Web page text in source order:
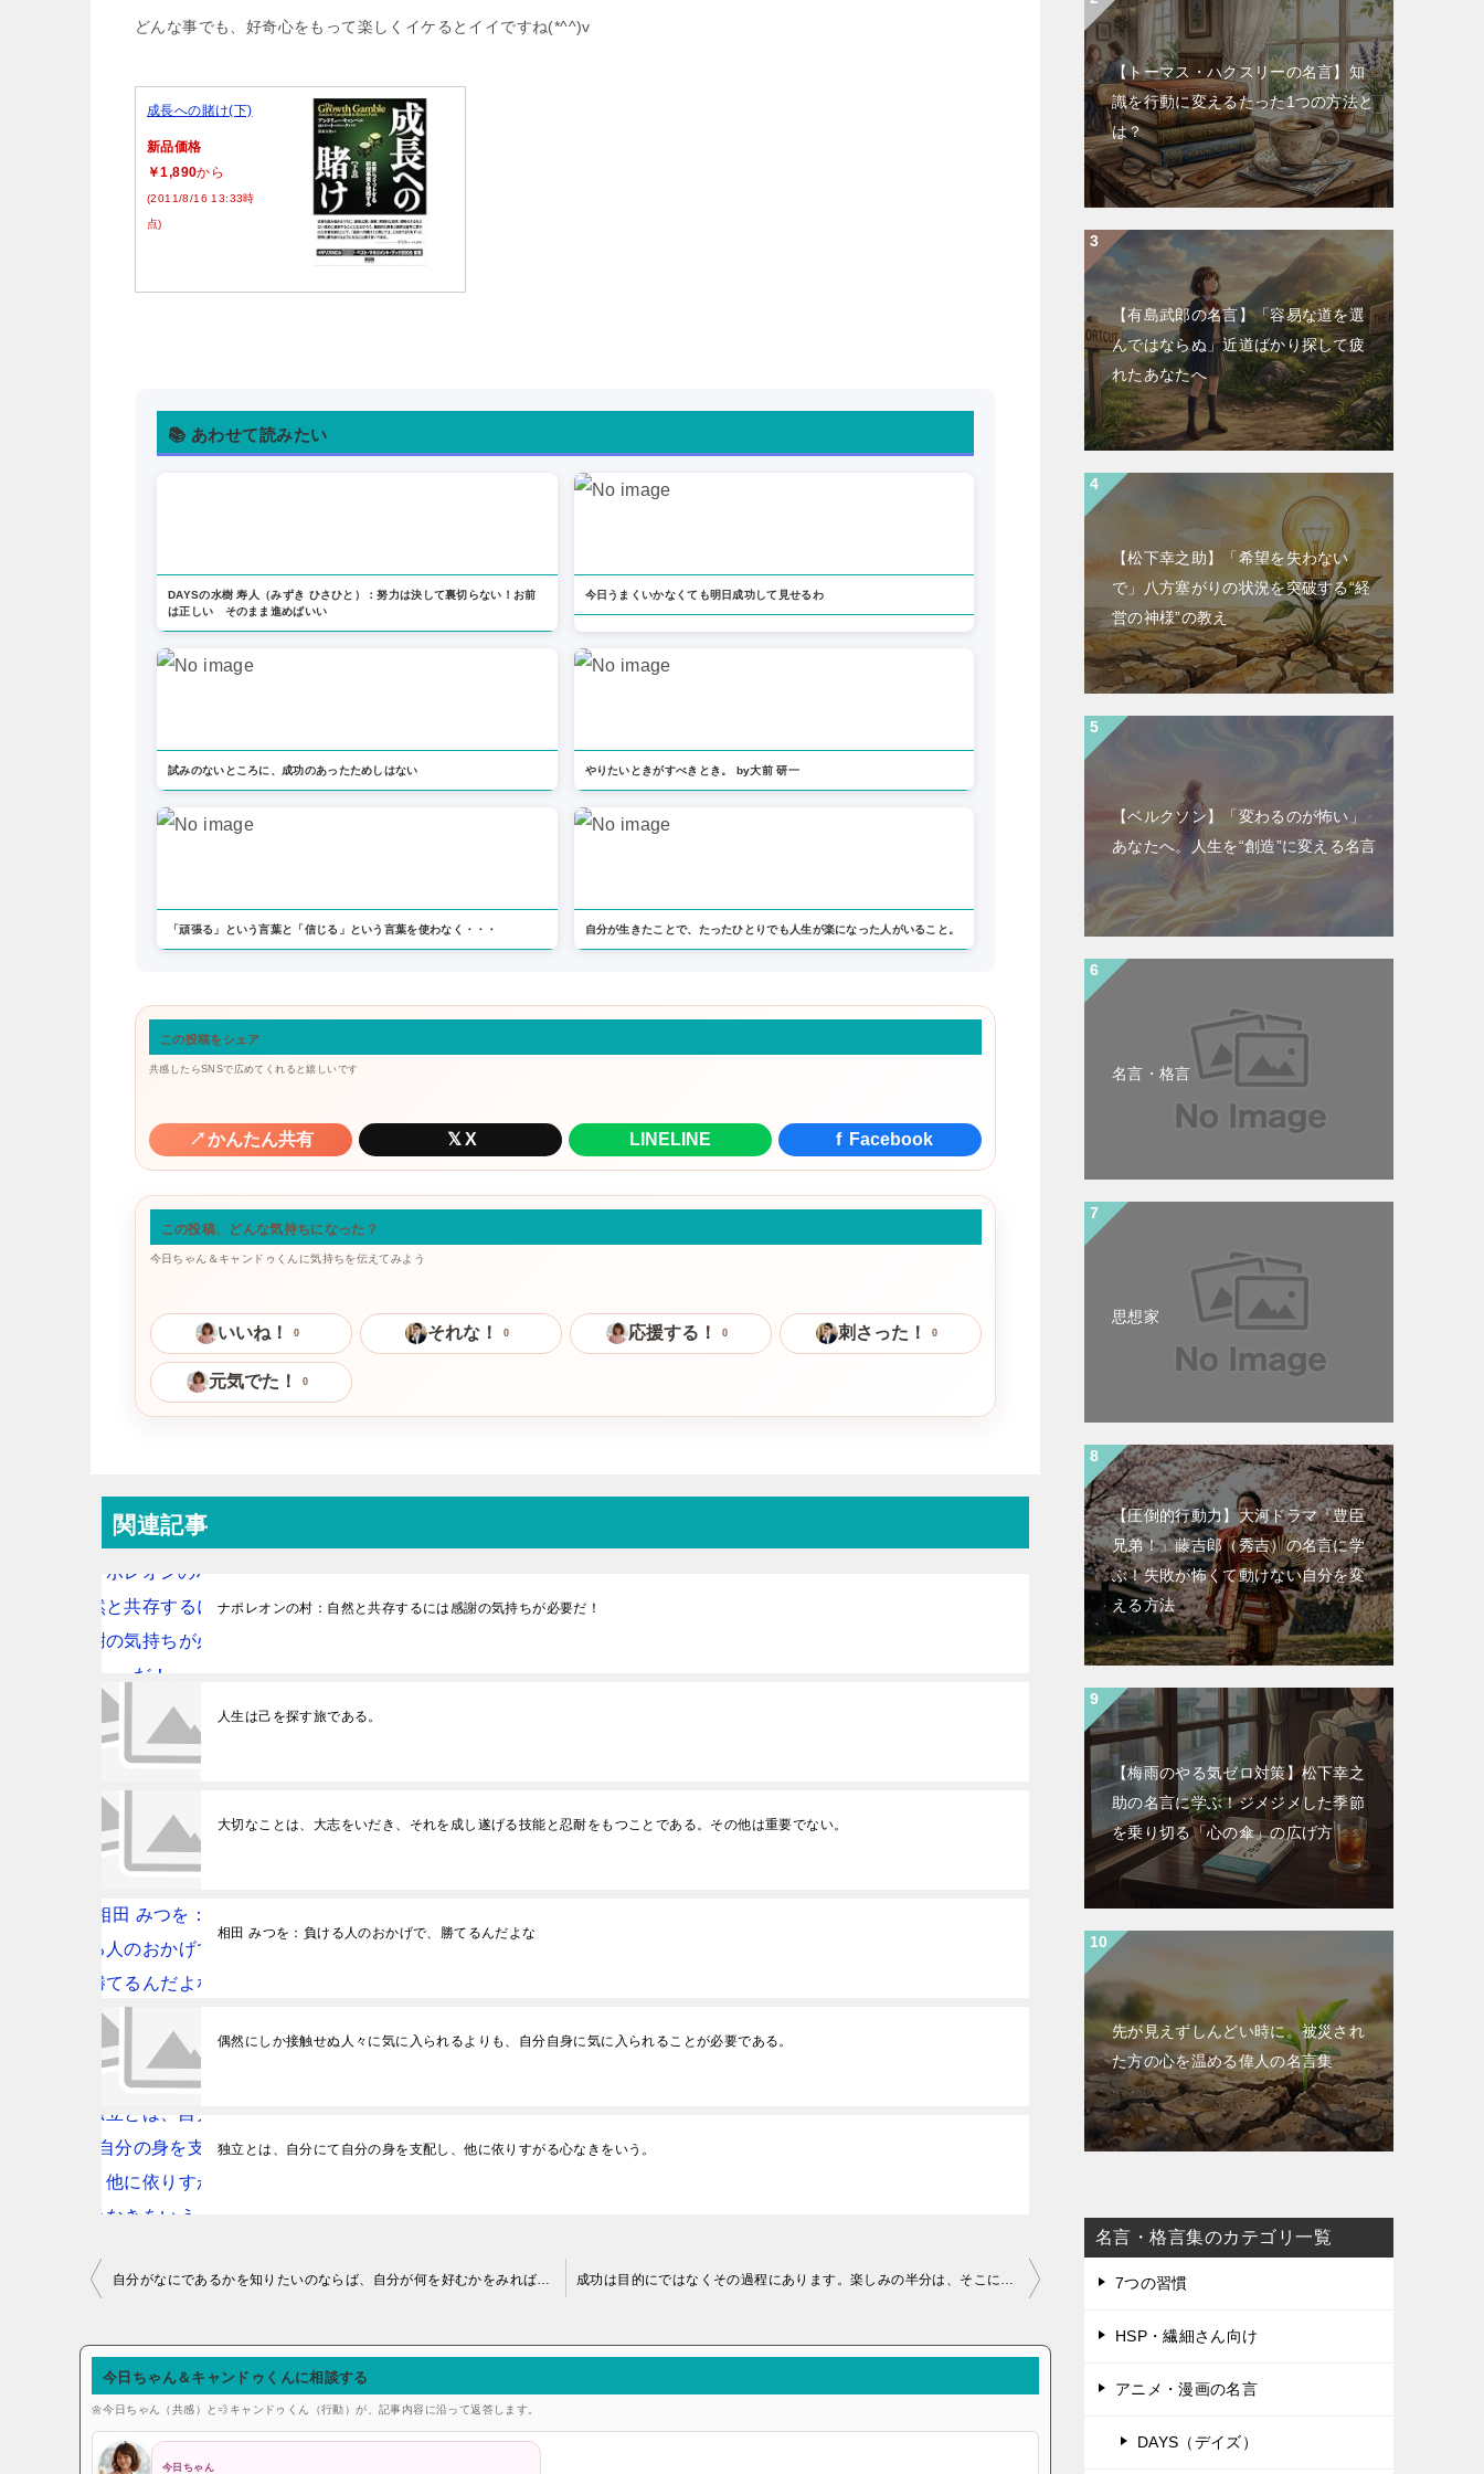
どんな事でも、好奇心をもって楽しくイケるとイイですね(*^^)v
成長への賭け(下)
新品価格
￥1,890から
(2011/8/16 13:33時
点)
📚 あわせて読みたい
DAYSの水樹 寿人（みずき ひさひと）：努力は決して裏切らない！お前
は正しい そのまま進めばいい
今日うまくいかなくても明日成功して見せるわ
試みのないところに、成功のあったためしはない やりたいときがすべきとき。 by大前 研一
「頑張る」という言葉と「信じる」という言葉を使わなく・・・ 自分が生きたことで、たったひとりでも人生が楽になった人がいること。
この投稿をシェア
共感したらSNSで広めてくれると嬉しいです
↗ かんたん共有 𝕏 X LINE LINE f Facebook
この投稿、どんな気持ちになった？
今日ちゃん＆キャンドゥくんに気持ちを伝えてみよう
いいね！ 0 それな！ 0 応援する！ 0 刺さった！ 0
元気でた！ 0
関連記事
ナポレオンの村：自然と共存するには感謝の気持ちが必要だ！
人生は己を探す旅である。
大切なことは、大志をいだき、それを成し遂げる技能と忍耐をもつことである。その他は重要でない。
相田 みつを：負ける人のおかげで、勝てるんだよな
偶然にしか接触せぬ人々に気に入られるよりも、自分自身に気に入られることが必要である。
独立とは、自分にて自分の身を支配し、他に依りすがる心なきをいう。
投稿ナビゲーション 自分がなにであるかを知りたいのならば、自分が何を好むかをみればよい 成功は目的にではなくその過程にあります。楽しみの半分は、そこに行き着くまでにあります。 ギタ・ベリン
今日ちゃん＆キャンドゥくんに相談する
🌼今日ちゃん（共感）と💨キャンドゥくん（行動）が、記事内容に沿って返答します。
今日ちゃん
【トーマス・ハクスリーの名言】知
識を行動に変えるたった1つの方法と
は？
【有島武郎の名言】「容易な道を選
んではならぬ」近道ばかり探して疲
れたあなたへ
【松下幸之助】「希望を失わない
で」八方塞がりの状況を突破する“経
営の神様”の教え
【ベルクソン】「変わるのが怖い」
あなたへ。人生を“創造”に変える名言
名言・格言
思想家
【圧倒的行動力】大河ドラマ『豊臣
兄弟！』藤吉郎（秀吉）の名言に学
ぶ！失敗が怖くて動けない自分を変
える方法
【梅雨のやる気ゼロ対策】松下幸之
助の名言に学ぶ！ジメジメした季節
を乗り切る「心の傘」の広げ方
先が見えずしんどい時に。被災され
た方の心を温める偉人の名言集
名言・格言集のカテゴリ一覧
7つの習慣
HSP・繊細さん向け
アニメ・漫画の名言
DAYS（デイズ）